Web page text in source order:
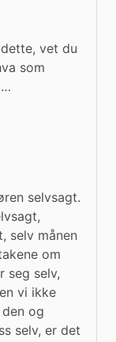
vet du
som
…
selvsagt.
selv månen
om
seg selv,
vi ikke
og
selv, er det